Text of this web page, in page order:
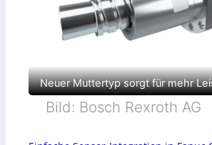
Neuer Muttertyp sorgt für mehr
Bild: Bosch Rexroth AG